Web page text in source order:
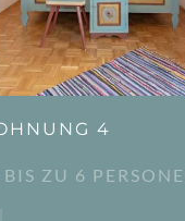
4
ZU 6